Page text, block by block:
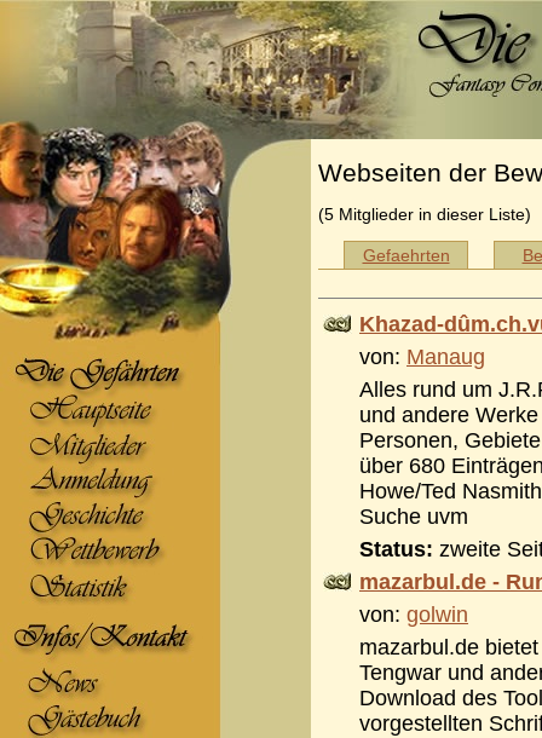
Webseiten der
(5 Mitglieder in dieser Liste)
Gefaehrten
Khazad-
von: Manaug
Alles rund um
und andere
Personen,
über 680
Howe/Ted
Suche uvm
Status: zweite
mazarbul.de -
von: golwin
mazarbul.de
Tengwar und
Download des
vorgestellten